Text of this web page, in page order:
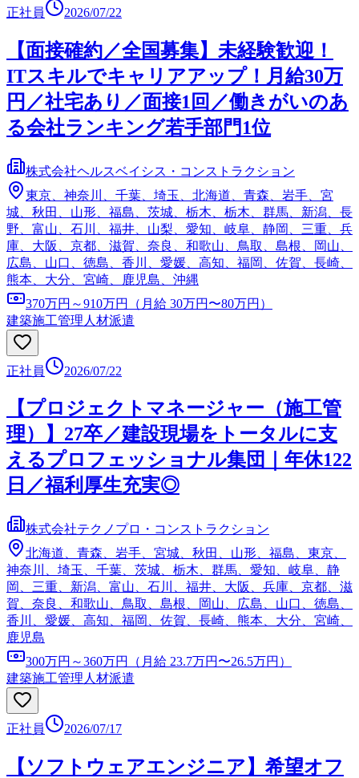
正社員 2026/07/22
【面接確約／全国募集】未経験歓迎！
ITスキルでキャリアアップ！月給30万
円／社宅あり／面接1回／働きがいのあ
る会社ランキング若手部門1位
株式会社ヘルスベイシス・コンストラクション
東京、神奈川、千葉、埼玉、北海道、青森、岩手、宮
城、秋田、山形、福島、茨城、栃木、栃木、群馬、新潟、長
野、富山、石川、福井、山梨、愛知、岐阜、静岡、三重、兵
庫、大阪、京都、滋賀、奈良、和歌山、鳥取、島根、岡山、
広島、山口、徳島、香川、愛媛、高知、福岡、佐賀、長崎、
熊本、大分、宮崎、鹿児島、沖縄
370万円～910万円（月給 30万円〜80万円）
建築施工管理 人材派遣
正社員 2026/07/22
【プロジェクトマネージャー（施工管
理）】27卒／建設現場をトータルに支
えるプロフェッショナル集団｜年休122
日／福利厚生充実◎
株式会社テクノプロ・コンストラクション
北海道、青森、岩手、宮城、秋田、山形、福島、東京、
神奈川、埼玉、千葉、茨城、栃木、群馬、愛知、岐阜、静
岡、三重、新潟、富山、石川、福井、大阪、兵庫、京都、滋
賀、奈良、和歌山、鳥取、島根、岡山、広島、山口、徳島、
香川、愛媛、高知、福岡、佐賀、長崎、熊本、大分、宮崎、
鹿児島
300万円～360万円（月給 23.7万円〜26.5万円）
建築施工管理 人材派遣
正社員 2026/07/17
【ソフトウェアエンジニア】希望オフ